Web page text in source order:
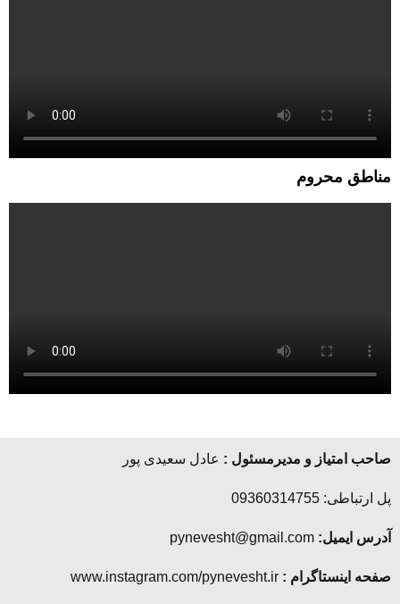
مناطق محروم
صاحب امتیاز و مدیرمسئول : عادل سعیدی پور
پل ارتباطی: 09360314755
آدرس ایمیل:
صفحه اینستاگرام :